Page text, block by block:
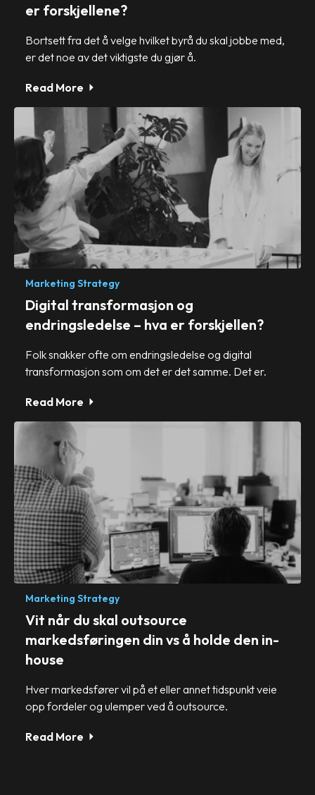
er forskjellene?
Bortsett fra det å velge hvilket byrå du skal jobbe med,
er det noe av det viktigste du gjør å.
Read More
Marketing Strategy
Digital transformasjon og
endringsledelse – hva er forskjellen?
Folk snakker ofte om endringsledelse og digital
transformasjon som om det er det samme. Det er.
Read More
Marketing Strategy
Vit når du skal outsource
markedsføringen din vs å holde den in-
house
Hver markedsfører vil på et eller annet tidspunkt veie
opp fordeler og ulemper ved å outsource.
Read More